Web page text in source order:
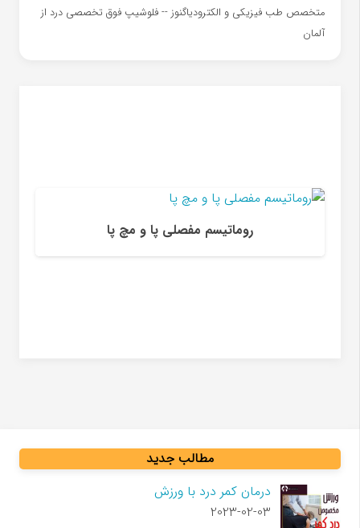
متخصص طب فیزیکی و الکترودیاگنوز -- فلوشیپ فوق تخصصی درد از
آلمان
روماتیسم مفصلی پا و مچ پا
مطالب جدید
درمان کمر درد با ورزش
2023-02-03